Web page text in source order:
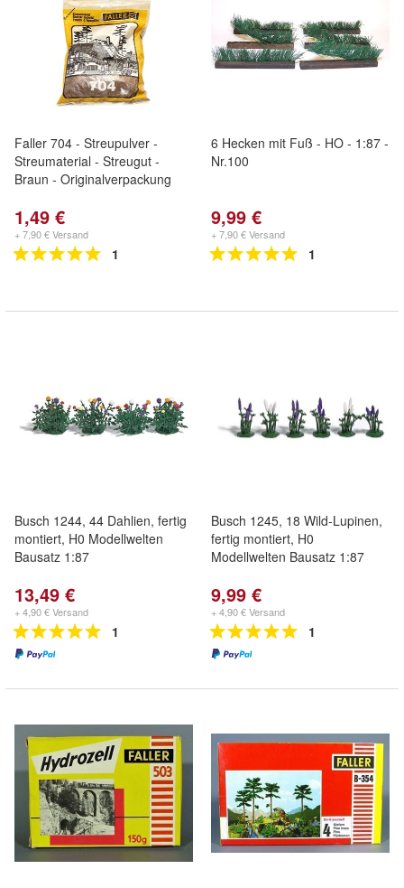
Faller 704 - Streupulver -
Streumaterial - Streugut -
Braun - Originalverpackung
1,49 €
+ 7,90 € Versand
1
6 Hecken mit Fuß - HO - 1:87 -
Nr.100
9,99 €
+ 7,90 € Versand
1
Busch 1244, 44 Dahlien, fertig
montiert, H0 Modellwelten
Bausatz 1:87
13,49 €
+ 4,90 € Versand
1
Busch 1245, 18 Wild-Lupinen,
fertig montiert, H0
Modellwelten Bausatz 1:87
9,99 €
+ 4,90 € Versand
1